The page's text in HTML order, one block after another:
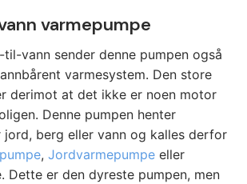
varmepumpe
vann sender denne pumpen også
varmesystem. Den store
derimot at det ikke er noen motor
Denne pumpen henter
jord, berg eller vann og kalles derfor
, Jordvarmepumpe eller
Dette er den dyreste pumpen, men